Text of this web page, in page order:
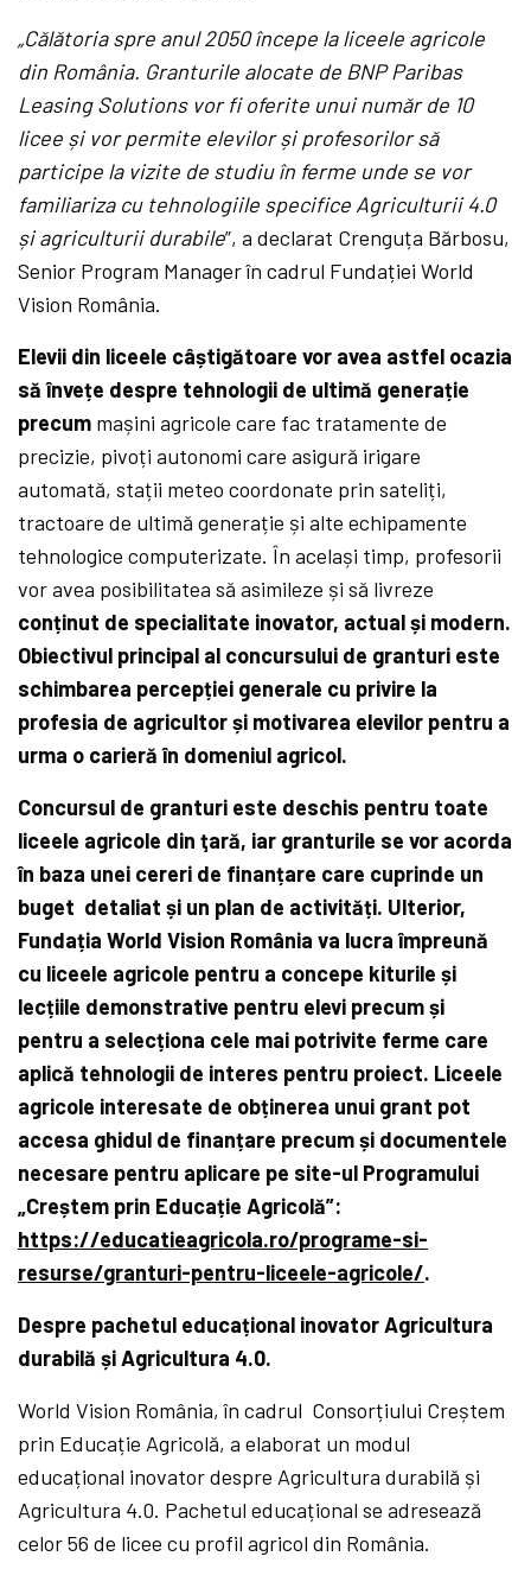
„Călătoria spre anul 2050 începe la liceele agricole
din România. Granturile alocate de BNP Paribas
Leasing Solutions vor fi oferite unui număr de 10
licee și vor permite elevilor și profesorilor să
participe la vizite de studiu în ferme unde se vor
familiariza cu tehnologiile specifice Agriculturii 4.0
și agriculturii durabile”, a declarat Crenguța Bărbosu,
Senior Program Manager în cadrul Fundației World
Vision România.
Elevii din liceele câștigătoare vor avea astfel ocazia
să învețe despre tehnologii de ultimă generație
precum mașini agricole care fac tratamente de
precizie, pivoți autonomi care asigură irigare
automată, stații meteo coordonate prin sateliți,
tractoare de ultimă generație și alte echipamente
tehnologice computerizate. În același timp, profesorii
vor avea posibilitatea să asimileze și să livreze
conținut de specialitate inovator, actual și modern.
Obiectivul principal al concursului de granturi este
schimbarea percepției generale cu privire la
profesia de agricultor și motivarea elevilor pentru a
urma o carieră în domeniul agricol.
Concursul de granturi este deschis pentru toate
liceele agricole din ţară, iar granturile se vor acorda
în baza unei cereri de finanțare care cuprinde un
buget detaliat și un plan de activități. Ulterior,
Fundația World Vision România va lucra împreună
cu liceele agricole pentru a concepe kiturile și
lecțiile demonstrative pentru elevi precum și
pentru a selecționa cele mai potrivite ferme care
aplică tehnologii de interes pentru proiect. Liceele
agricole interesate de obținerea unui grant pot
accesa ghidul de finanțare precum și documentele
necesare pentru aplicare pe site-ul Programului
„Creștem prin Educație Agricolă”:
https://educatieagricola.ro/programe-si-
resurse/granturi-pentru-liceele-agricole/.
Despre pachetul educațional inovator Agricultura
durabilă și Agricultura 4.0.
World Vision România, în cadrul Consorțiului Creștem
prin Educație Agricolă, a elaborat un modul
educațional inovator despre Agricultura durabilă și
Agricultura 4.0. Pachetul educațional se adresează
celor 56 de licee cu profil agricol din România.